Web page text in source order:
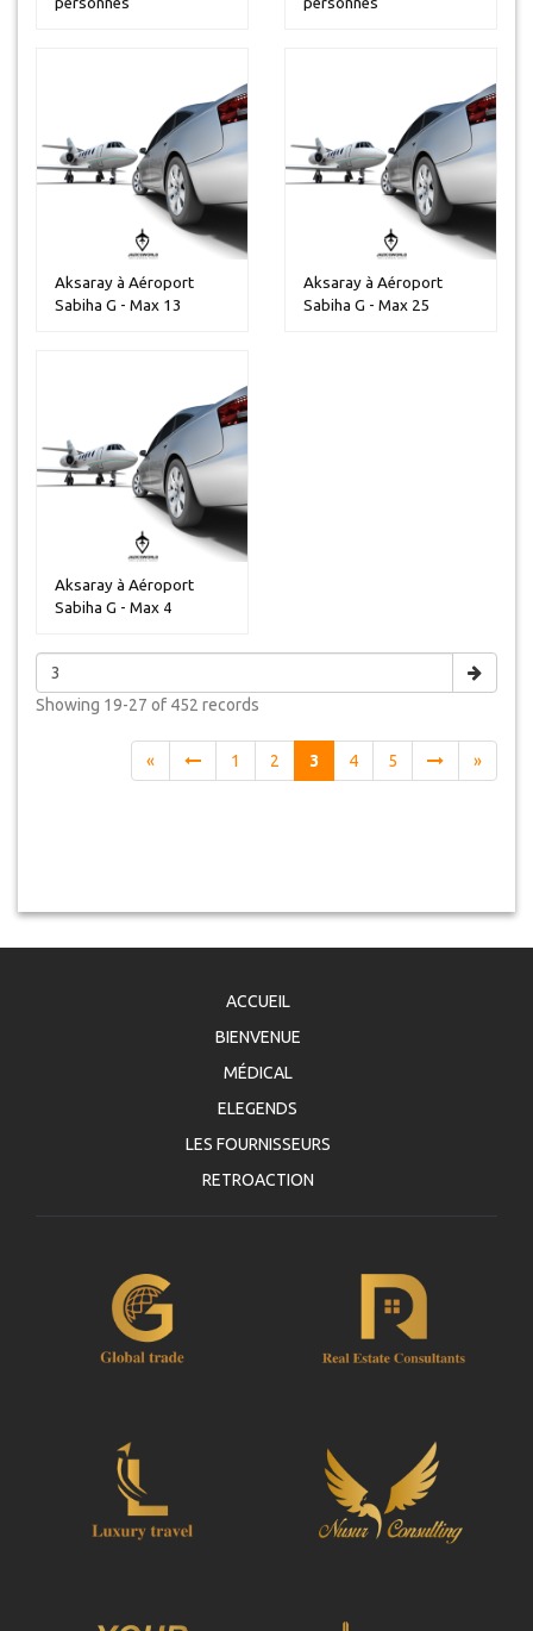
Aksaray à Aéroport
Sabiha G - Max 13
Aksaray à Aéroport
Sabiha G - Max 25
Aksaray à Aéroport
Sabiha G - Max 4
Showing 19-27 of 452 records
« 1 2 3 4 5 »
ACCUEIL
BIENVENUE
MÉDICAL
ELEGENDS
LES FOURNISSEURS
RETROACTION